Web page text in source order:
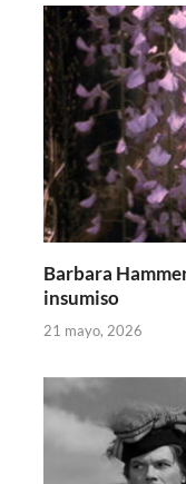
Barbara
insumiso
21 mayo, 2026